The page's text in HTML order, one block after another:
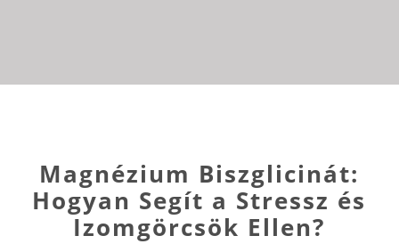
Magnézium Biszglicinát:
Hogyan Segít a Stressz és
Izomgörcsök Ellen?